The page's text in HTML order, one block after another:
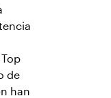
de
han